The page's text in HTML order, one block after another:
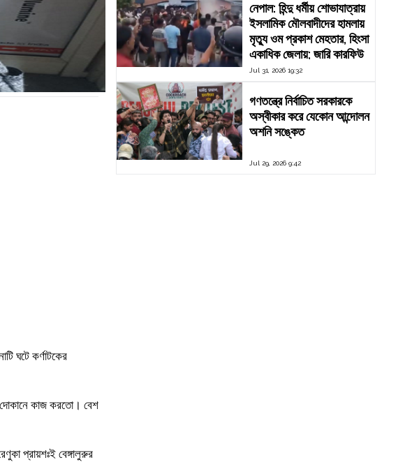
ঘটে কর্ণাটকের
দোকানে কাজ করতো। বেশ
প্রায়শঃই বেঙ্গালুরুর
নেপাল: হিন্দু ধর্মীয় শোভাযাত্রায়
ইসলামিক মৌলবাদীদের হামলায়
মৃত্যু ওম প্রকাশ মেহতার, হিংসা
একাধিক জেলায়; জারি কারফিউ
Jul 31, 2026 19:32
গণতন্ত্রে নির্বাচিত সরকারকে
অস্বীকার করে যেকোন আন্দোলন
অশনি সঙ্কেত
Jul 29, 2026 9:42